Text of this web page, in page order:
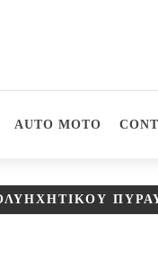
AUTO MOTO